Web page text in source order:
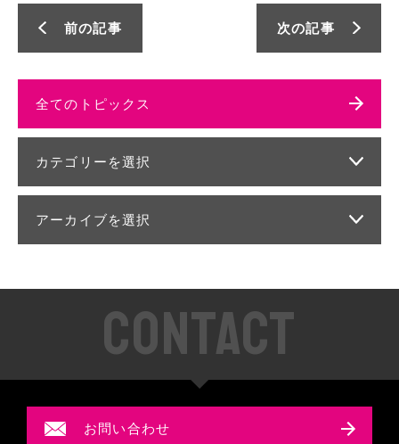
前の記事 次の記事
全てのトピックス
カテゴリーを選択
アーカイブを選択
CONTACT
お問い合わせ